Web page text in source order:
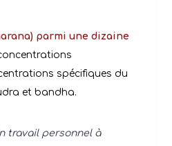
parmi une dizaine
spécifiques du
et bandha.
travail personnel à